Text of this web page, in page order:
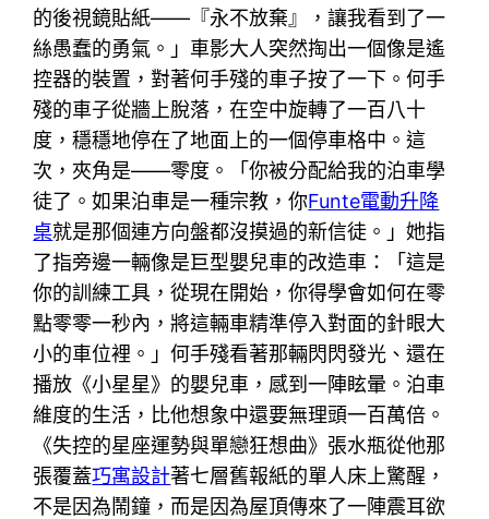
的後視鏡貼紙——『永不放棄』，讓我看到了一
絲愚蠢的勇氣。」車影大人突然掏出一個像是遙
控器的裝置，對著何手殘的車子按了一下。何手
殘的車子從牆上脫落，在空中旋轉了一百八十
度，穩穩地停在了地面上的一個停車格中。這
次，夾角是——零度。「你被分配給我的泊車學
徒了。如果泊車是一種宗教，你Funte電動升降
桌就是那個連方向盤都沒摸過的新信徒。」她指
了指旁邊一輛像是巨型嬰兒車的改造車：「這是
你的訓練工具，從現在開始，你得學會如何在零
點零零一秒內，將這輛車精準停入對面的針眼大
小的車位裡。」何手殘看著那輛閃閃發光、還在
播放《小星星》的嬰兒車，感到一陣眩暈。泊車
維度的生活，比他想象中還要無理頭一百萬倍。
《失控的星座運勢與單戀狂想曲》張水瓶從他那
張覆蓋巧寓設計著七層舊報紙的單人床上驚醒，
不是因為鬧鐘，而是因為屋頂傳來了一陣震耳欲